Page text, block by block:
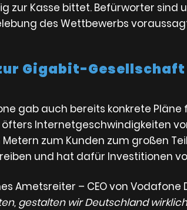
zur Kasse bittet. Befürworter sind
des Wettbewerbs
Gigabit-Gesellschaft
gab auch bereits konkrete Pläne
Internetgeschwindigkeiten
zum Kunden zum großen
und hat dafür Investitionen
Ametsreiter – CEO von Vodafone
gestalten wir Deutschland